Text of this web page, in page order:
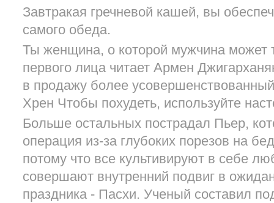
Завтракая гречневой кашей, вы
самого обеда.
Ты женщина, о которой мужчина может
первого лица читает Армен
в продажу более
Хрен Чтобы похудеть, используйте
Больше остальных пострадал Пьер,
операция из-за глубоких порезов на
потому что все культивируют в себе
совершают внутренний подвиг в
праздника - Пасхи. Ученый составил